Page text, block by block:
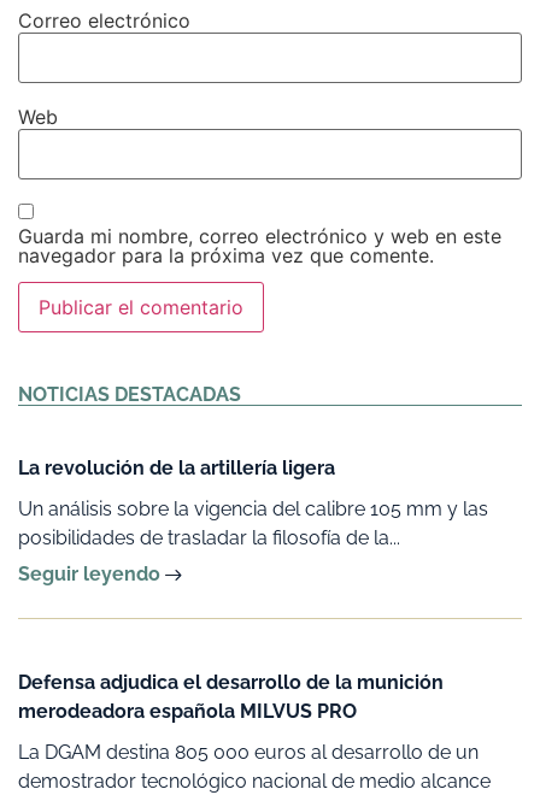
Correo electrónico
Web
Guarda mi nombre, correo electrónico y web en este
navegador para la próxima vez que comente.
NOTICIAS DESTACADAS
La revolución de la artillería ligera
Un análisis sobre la vigencia del calibre 105 mm y las
posibilidades de trasladar la filosofía de la...
Seguir leyendo
Defensa adjudica el desarrollo de la munición
merodeadora española MILVUS PRO
La DGAM destina 805 000 euros al desarrollo de un
demostrador tecnológico nacional de medio alcance